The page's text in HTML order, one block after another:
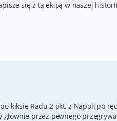
się z tą ekipą w naszej
kiksie Radu 2 pkt, z Napoli po
przez pewnego